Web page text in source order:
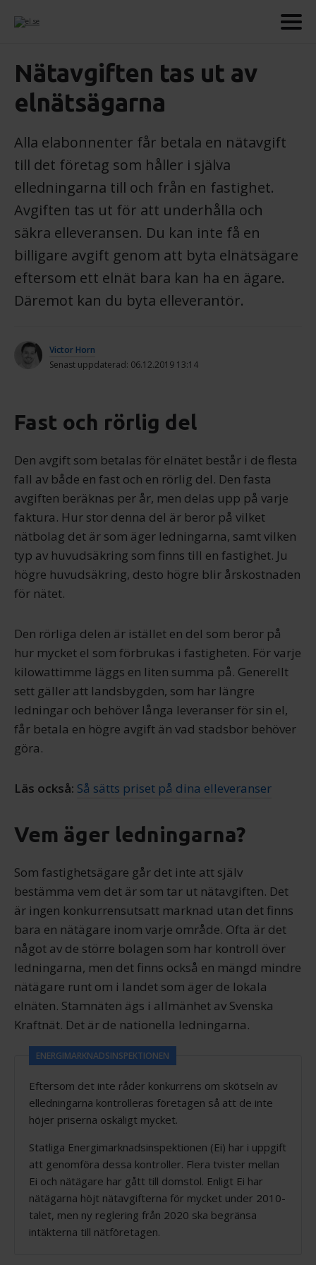
Nätavgiften tas ut av
elnätsägarna
Alla elabonnenter får betala en nätavgift
till det företag som håller i själva
elledningarna till och från en fastighet.
Avgiften tas ut för att underhålla och
säkra elleveransen. Du kan inte få en
billigare avgift genom att byta elnätsägare
eftersom ett elnät bara kan ha en ägare.
Däremot kan du byta elleverantör.
Victor Horn
Senast uppdaterad: 06.12.2019 13:14
Fast och rörlig del
Den avgift som betalas för elnätet består i de flesta
fall av både en fast och en rörlig del. Den fasta
avgiften beräknas per år, men delas upp på varje
faktura. Hur stor denna del är beror på vilket
nätbolag det är som äger ledningarna, samt vilken
typ av huvudsäkring som finns till en fastighet. Ju
högre huvudsäkring, desto högre blir årskostnaden
för nätet.
Den rörliga delen är istället en del som beror på
hur mycket el som förbrukas i fastigheten. För varje
kilowattimme läggs en liten summa på. Generellt
sett gäller att landsbygden, som har längre
ledningar och behöver långa leveranser för sin el,
får betala en högre avgift än vad stadsbor behöver
göra.
Läs också: Så sätts priset på dina elleveranser
Vem äger ledningarna?
Som fastighetsägare går det inte att själv
bestämma vem det är som tar ut nätavgiften. Det
är ingen konkurrensutsatt marknad utan det finns
bara en nätägare inom varje område. Ofta är det
något av de större bolagen som har kontroll över
ledningarna, men det finns också en mängd mindre
nätägare runt om i landet som äger de lokala
elnäten. Stamnäten ägs i allmänhet av Svenska
Kraftnät. Det är de nationella ledningarna.
ENERGIMARKNADSINSPEKTIONEN
Eftersom det inte råder konkurrens om skötseln av
elledningarna kontrolleras företagen så att de inte
höjer priserna oskäligt mycket.
Statliga Energimarknads­inspektionen (Ei) har i uppgift
att genomföra dessa kontroller. Flera tvister mellan
Ei och nätägare har gått till domstol. Enligt Ei har
nätägarna höjt nätavgifterna för mycket under 2010-
talet, men ny reglering från 2020 ska begränsa
intäkterna till nätföretagen.